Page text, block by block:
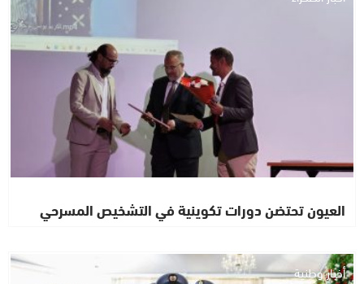
العيون تحتضن دورات تكوينية في التشخيص المسرحي
أخبار وطنية